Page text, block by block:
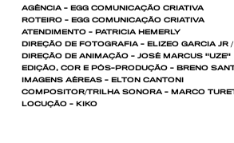
AGÊNCIA - EGG COMUNICAÇÃO CRIATIVA
ROTEIRO - EGG COMUNICAÇÃO CRIATIVA
ATENDIMENTO - PATRICIA HEMERLY
DIREÇÃO DE FOTOGRAFIA - ELIZEO GARCIA JR
DIREÇÃO DE ANIMAÇÃO - JOSÉ MARCUS "UZE"
EDIÇÃO, COR E PÓS-PRODUÇÃO - BRENO
IMAGENS AÉREAS - ELTON CANTONI
COMPOSITOR/TRILHA SONORA - MARCO
LOCUÇÃO - KIKO